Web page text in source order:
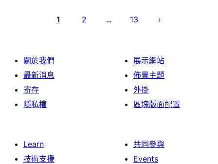
pagination
1 2 … 13
關於我們
最新消息
寄存
隱私權
展示網站
佈景主題
外掛
區塊版面配置
Learn
技術支援
共同參與
Events